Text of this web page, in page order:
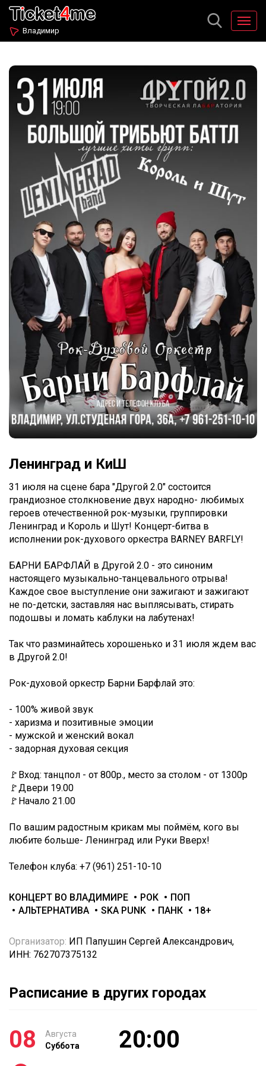
Владимир
Ленинград и КиШ
31 июля на сцене бара "Другой 2.0" состоится
грандиозное столкновение двух народно- любимых
героев отечественной рок-музыки, группировки
Ленинград и Король и Шут! Концерт-битва в
исполнении рок-духового оркестра BARNEY BARFLY!
БАРНИ БАРФЛАЙ в Другой 2.0 - это синоним
настоящего музыкально-танцевального отрыва!
Каждое свое выступление они зажигают и зажигают
не по-детски, заставляя нас выплясывать, стирать
подошвы и ломать каблуки на лабутенах!
Так что разминайтесь хорошенько и 31 июля ждем вас
в Другой 2.0!
Рок-духовой оркестр Барни Барфлай это:
- 100% живой звук
- харизма и позитивные эмоции
- мужской и женский вокал
- задорная духовая секция
🚩Вход: танцпол - от 800р., место за столом - от 1300р
🚩Двери 19.00
🚩Начало 21.00
По вашим радостным крикам мы поймём, кого вы
любите больше- Ленинград или Руки Вверх!
Телефон клуба: +7 (961) 251-10-10
КОНЦЕРТ ВО ВЛАДИМИРЕ РОК
ПОП
АЛЬТЕРНАТИВА
SKA PUNK ПАНК 18+
Организатор: ИП Папушин Сергей Александрович,
ИНН: 762707375132
Расписание в других городах
08
Августа
Суббота
20:00